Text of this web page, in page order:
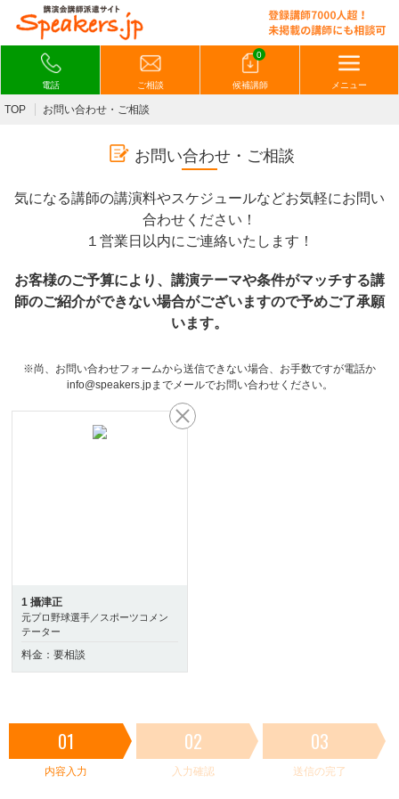
電話 ご相談
0
候補講師 メニュー
TOP お問い合わせ・ご相談
お問い合わせ・ご相談
気になる講師の講演料やスケジュールなどお気軽にお問い
合わせください！
１営業日以内にご連絡いたします！
お客様のご予算により、講演テーマや条件がマッチする講
師のご紹介ができない場合がございますので予めご了承願
います。
※尚、お問い合わせフォームから送信できない場合、お手数ですが電話か
info@speakers.jpまでメールでお問い合わせください。
1 攝津正
元プロ野球選手／スポーツコメン
テーター
料金：要相談
01
内容入力
02
入力確認
03
送信の完了